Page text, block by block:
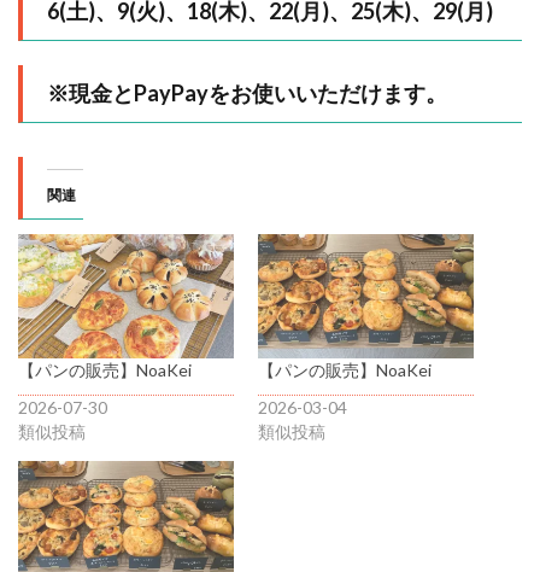
6(土)、9(火)、18(木)、22(月)、25(木)、29(月)
※現金とPayPayをお使いいただけます。
関連
【パンの販売】NoaKei
2026-07-30
類似投稿
【パンの販売】NoaKei
2026-03-04
類似投稿